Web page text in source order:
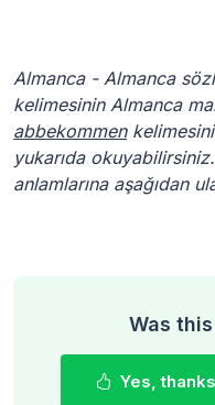
Almanca - Almanca
kelimesinin Almanca
abbekommen
yukarıda
anlamlarına aşağıdan
Was
Yes,